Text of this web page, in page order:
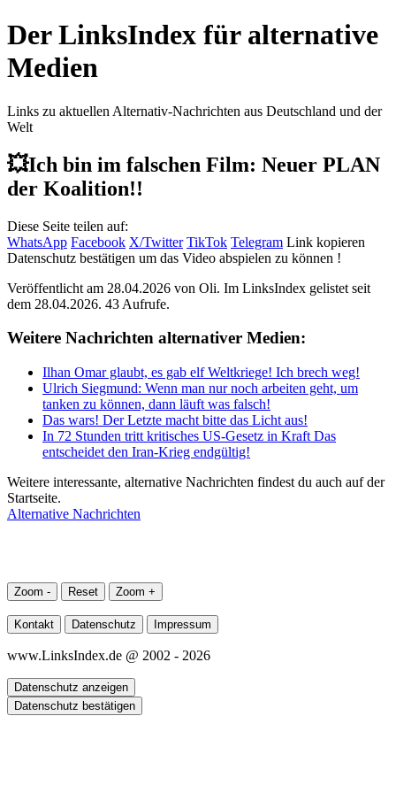
Der LinksIndex für alternative
Medien
Links zu aktuellen Alternativ-Nachrichten aus Deutschland und der
Welt
💥Ich bin im falschen Film: Neuer PLAN
der Koalition!!
Diese Seite teilen auf:
WhatsApp Facebook X/Twitter TikTok Telegram Link kopieren
Datenschutz bestätigen um das Video abspielen zu können !
Veröffentlicht am 28.04.2026 von Oli. Im LinksIndex gelistet seit
dem 28.04.2026. 43 Aufrufe.
Weitere Nachrichten alternativer Medien:
Ilhan Omar glaubt, es gab elf Weltkriege! Ich brech weg!
Ulrich Siegmund: Wenn man nur noch arbeiten geht, um
tanken zu können, dann läuft was falsch!
Das wars! Der Letzte macht bitte das Licht aus!
In 72 Stunden tritt kritisches US-Gesetz in Kraft Das
entscheidet den Iran-Krieg endgültig!
Weitere interessante, alternative Nachrichten findest du auch auf der
Startseite.
Alternative Nachrichten
Zoom - Reset Zoom +
Kontakt Datenschutz Impressum
www.LinksIndex.de @ 2002 - 2026
Datenschutz anzeigen
Datenschutz bestätigen